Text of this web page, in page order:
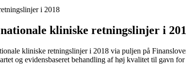
i 2018
kliniske retningslinjer i
kliniske retningslinjer i 2018 via puljen på
og evidensbaseret behandling af høj kvalitet til gavn for